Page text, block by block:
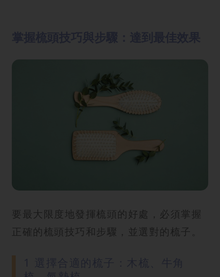
要最大限度地發揮梳頭的好處，必須掌握
正確的梳頭技巧和步驟，並選對的梳子。